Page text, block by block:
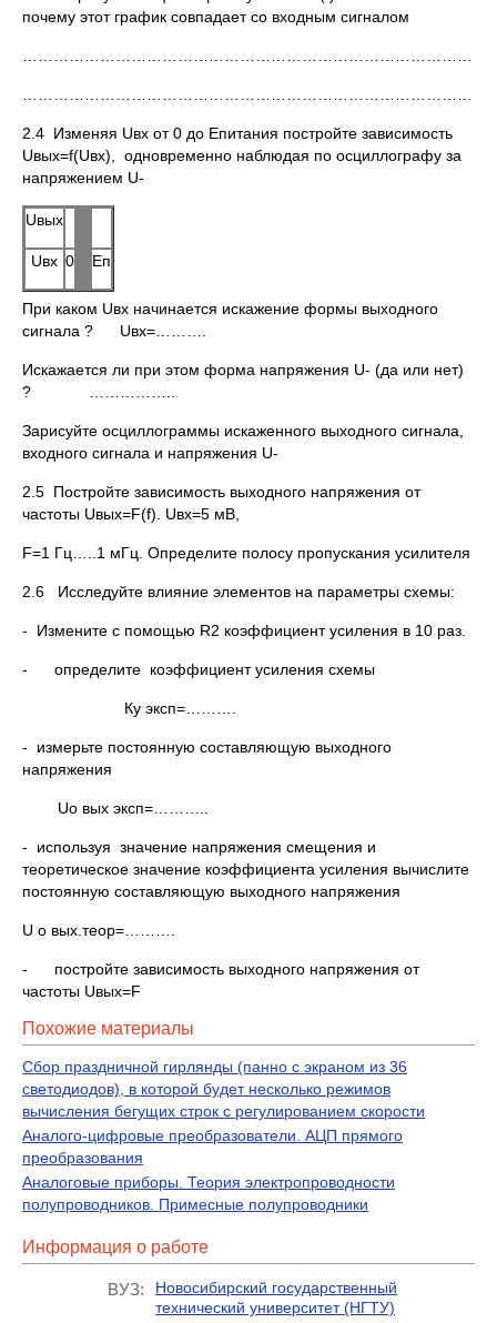
почему этот график совпадает со входным сигналом
2.4 Изменяя Uвх от 0 до Епитания постройте зависимость
Uвых=f(Uвх), одновременно наблюдая по осциллографу за
напряжением U-
Uвых
Uвх 0 Еп
При каком Uвх начинается искажение формы выходного
сигнала ? Uвх=……….
Искажается ли при этом форма напряжения U- (да или нет)
? ……………..
Зарисуйте осциллограммы искаженного выходного сигнала,
входного сигнала и напряжения U-
2.5 Постройте зависимость выходного напряжения от
частоты Uвых=F(f). Uвх=5 мВ,
F=1 Гц…..1 мГц. Определите полосу пропускания усилителя
2.6 Исследуйте влияние элементов на параметры схемы:
- Измените с помощью R2 коэффициент усиления в 10 раз.
- определите коэффициент усиления схемы
Ку эксп=……….
- измерьте постоянную составляющую выходного
напряжения
Uo вых эксп=………..
- используя значение напряжения смещения и
теоретическое значение коэффициента усиления вычислите
постоянную составляющую выходного напряжения
U o вых.теор=……….
- постройте зависимость выходного напряжения от
частоты Uвых=F
Похожие материалы
Сбор праздничной гирлянды (панно с экраном из 36
светодиодов), в которой будет несколько режимов
вычисления бегущих строк с регулированием скорости
Аналого-цифровые преобразователи. АЦП прямого
преобразования
Аналоговые приборы. Теория электропроводности
полупроводников. Примесные полупроводники
Информация о работе
ВУЗ:
Новосибирский государственный
технический университет (НГТУ)